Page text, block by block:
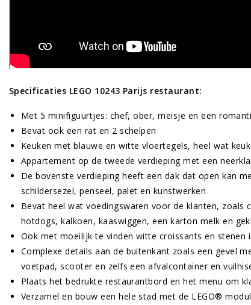
Specificaties LEGO 10243 Parijs restaurant:
Met 5 minifiguurtjes: chef, ober, meisje en een
Bevat ook een rat en 2 schelpen
Keuken met blauwe en witte vloertegels, heel wat
Appartement op de tweede verdieping met een
De bovenste verdieping heeft een dak dat open kan
schildersezel, penseel, palet en kunstwerken
Bevat heel wat voedingswaren voor de klanten, zoals
hotdogs, kalkoen, kaaswiggen, een karton melk en
Ook met moeilijk te vinden witte croissants en
Complexe details aan de buitenkant zoals een gevel
voetpad, scooter en zelfs een afvalcontainer en
Plaats het bedrukte restaurantbord en het menu om
Verzamel en bouw een hele stad met de LEGO®